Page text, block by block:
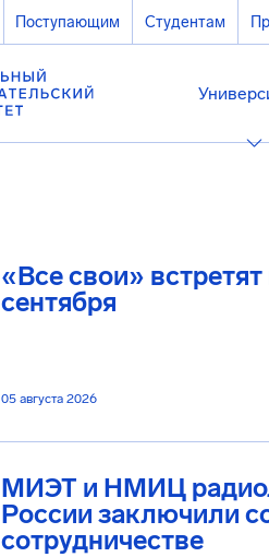
Поступающим Студентам
«Все свои»
сентября
05 августа 2026
МИЭТ и НМИЦ
России заключили
сотрудничестве